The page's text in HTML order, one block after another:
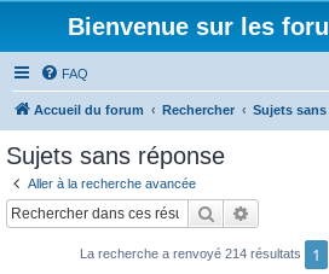
Bienvenue sur les
FAQ
Accueil du forum Rechercher Sujets
Sujets sans réponse
Aller à la recherche avancée
Rechercher
La recherche a renvoyé 214 résultats 1